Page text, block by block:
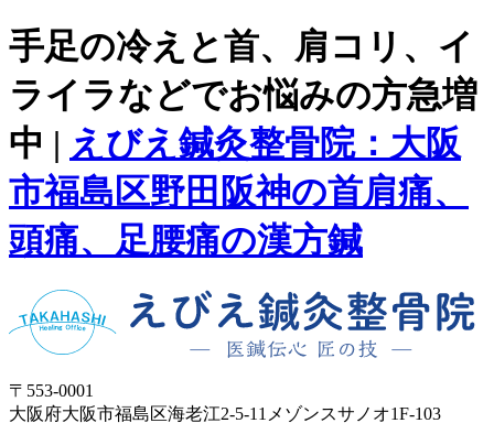
手足の冷えと首、肩コリ、イ
ライラなどでお悩みの方急増
中 | えびえ鍼灸整骨院：大阪
市福島区野田阪神の首肩痛、
頭痛、足腰痛の漢方鍼
〒553-0001
大阪府大阪市福島区海老江2-5-11メゾンスサノオ1F-103